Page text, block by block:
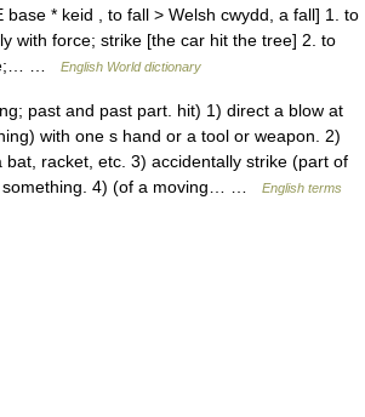
base * keid , to fall > Welsh cwydd, a fall] 1. to
with force; strike [the car hit the tree] 2. to
…
English World dictionary
past and past part. hit) 1) direct a blow at
with one s hand or a tool or weapon. 2)
bat, racket, etc. 3) accidentally strike (part of
something. 4) (of a moving… …
English terms